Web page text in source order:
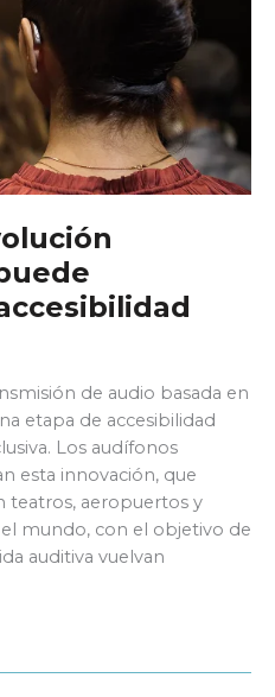
de audio basada en
etapa de accesibilidad
Los audífonos
esta innovación, que
teatros, aeropuertos y
mundo, con el objetivo de
auditiva vuelvan